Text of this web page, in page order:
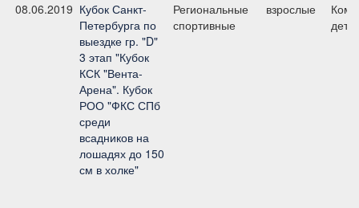
08.06.2019 Кубок Санкт-
Петербурга по
выездке гр. "D"
3 этап "Кубок
КСК "Вента-
Арена". Кубок
РОО "ФКС СПб
среди
всадников на
лошадях до 150
см в холке"
Региональные
спортивные
взрослые
дети